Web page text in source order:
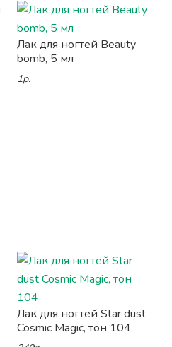
Лак для ногтей Beauty
bomb, 5 мл
1р.
Лак для ногтей Star dust
Cosmic Magic, тон 104